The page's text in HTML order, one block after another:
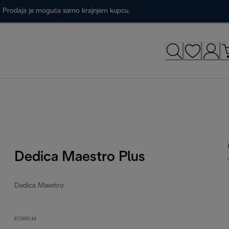
je moguća samo krajnjem kupcu.
Dedica Maestro Plus
Dedica Maestro
EC950.M